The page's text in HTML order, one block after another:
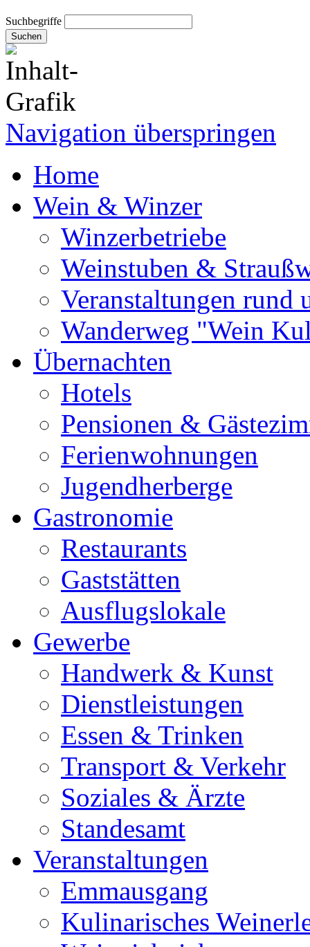
Suchbegriffe
Suchen
Navigation überspringen
Home
Wein & Winzer
Winzerbetriebe
Weinstuben &
Veranstaltungen rund
Wanderweg "Wein
Übernachten
Hotels
Pensionen &
Ferienwohnungen
Jugendherberge
Gastronomie
Restaurants
Gaststätten
Ausflugslokale
Gewerbe
Handwerk & Kunst
Dienstleistungen
Essen & Trinken
Transport & Verkehr
Soziales & Ärzte
Standesamt
Veranstaltungen
Emmausgang
Kulinarisches